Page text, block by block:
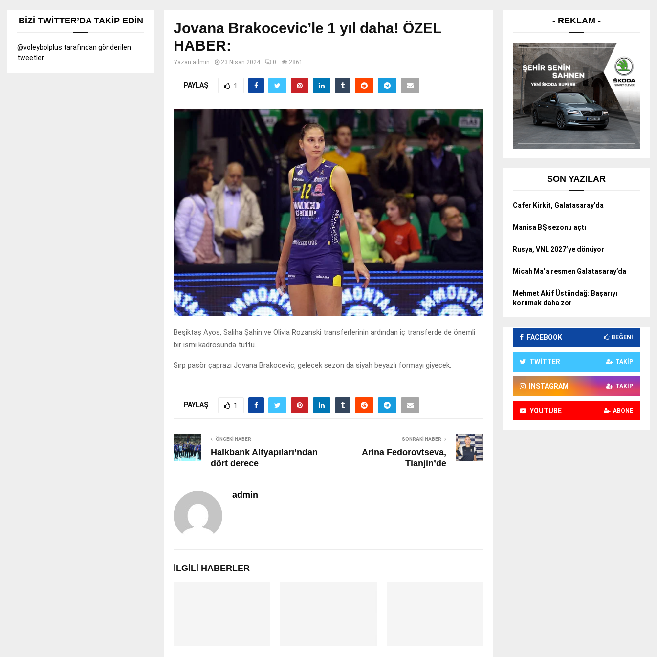
Jovana Brakocevic’le 1 yıl daha! ÖZEL
HABER:
Yazan admin 23 Nisan 2024 0 2861
PAYLAŞ 1
Beşiktaş Ayos, Saliha Şahin ve Olivia Rozanski transferlerinin ardından iç transferde de önemli
bir ismi kadrosunda tuttu.
Sırp pasör çaprazı Jovana Brakocevic, gelecek sezon da siyah beyazlı formayı giyecek.
PAYLAŞ 1
ÖNCEKI HABER
Halkbank Altyapıları’ndan
dört derece
SONRAKI HABER
Arina Fedorovtseva,
Tianjin’de
admin
İLGILI HABERLER
BIZI TWITTER’DA TAKIP EDIN
@voleybolplus tarafından gönderilen
tweetler
- REKLAM -
SON YAZILAR
Cafer Kirkit, Galatasaray’da
Manisa BŞ sezonu açtı
Rusya, VNL 2027’ye dönüyor
Micah Ma’a resmen Galatasaray’da
Mehmet Akif Üstündağ: Başarıyı
korumak daha zor
FACEBOOK BEĞENI
TWITTER TAKIP
INSTAGRAM TAKIP
YOUTUBE ABONE